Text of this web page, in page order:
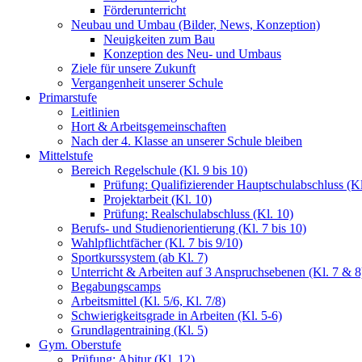
Förderunterricht
Neubau und Umbau (Bilder, News, Konzeption)
Neuigkeiten zum Bau
Konzeption des Neu- und Umbaus
Ziele für unsere Zukunft
Vergangenheit unserer Schule
Primarstufe
Leitlinien
Hort & Arbeitsgemeinschaften
Nach der 4. Klasse an unserer Schule bleiben
Mittelstufe
Bereich Regelschule (Kl. 9 bis 10)
Prüfung: Qualifizierender Hauptschulabschluss
Projektarbeit (Kl. 10)
Prüfung: Realschulabschluss (Kl. 10)
Berufs- und Studienorientierung (Kl. 7 bis 10)
Wahlpflichtfächer (Kl. 7 bis 9/10)
Sportkurssystem (ab Kl. 7)
Unterricht & Arbeiten auf 3 Anspruchsebenen (Kl. 7 &
Begabungscamps
Arbeitsmittel (Kl. 5/6, Kl. 7/8)
Schwierigkeitsgrade in Arbeiten (Kl. 5-6)
Grundlagentraining (Kl. 5)
Gym. Oberstufe
Prüfung: Abitur (Kl. 12)